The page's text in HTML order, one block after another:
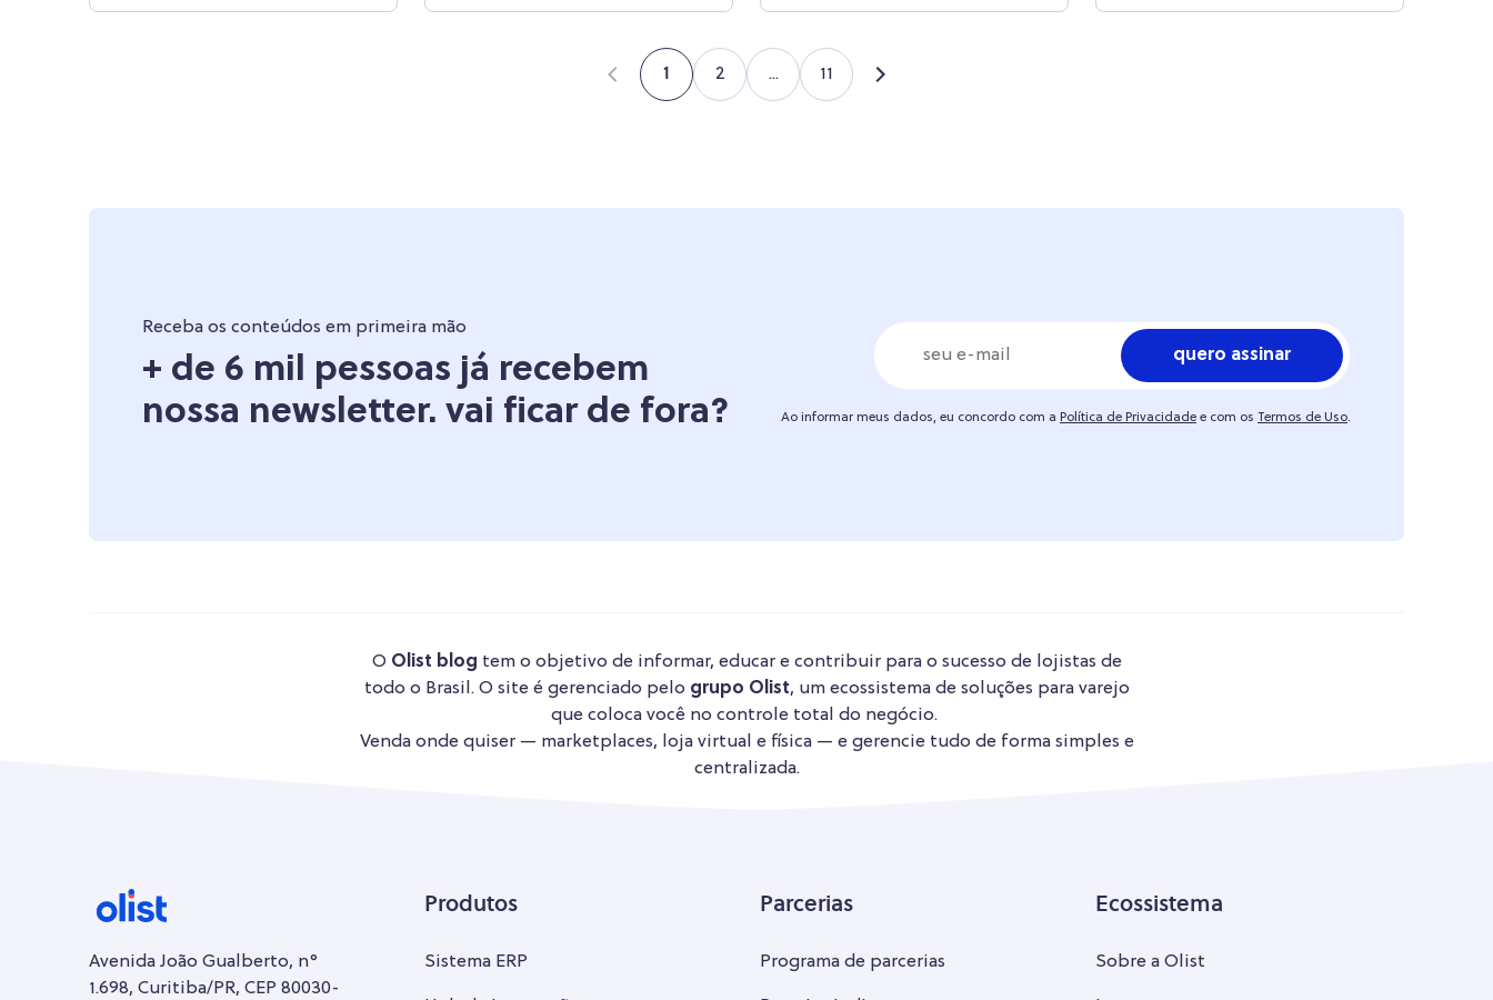
1 2 ... 11
Receba os conteúdos em primeira mão
+ de 6 mil pessoas já recebem
nossa newsletter. vai ficar de fora?
quero assinar
Ao informar meus dados, eu concordo com a Política de Privacidade e com os Termos de Uso.
O Olist blog tem o objetivo de informar, educar e contribuir para o sucesso de lojistas de
todo o Brasil. O site é gerenciado pelo grupo Olist, um ecossistema de soluções para varejo
que coloca você no controle total do negócio.
Venda onde quiser — marketplaces, loja virtual e física — e gerencie tudo de forma simples e
centralizada.
Avenida João Gualberto, n°
1.698, Curitiba/PR, CEP 80030-
Produtos
Sistema ERP
Parcerias
Programa de parcerias
Ecossistema
Sobre a Olist